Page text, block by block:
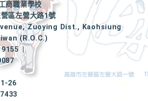
商職業學校
區左營大路1號
Zuoying Dist., Kaohsiung
(R.O.C.)
|
26